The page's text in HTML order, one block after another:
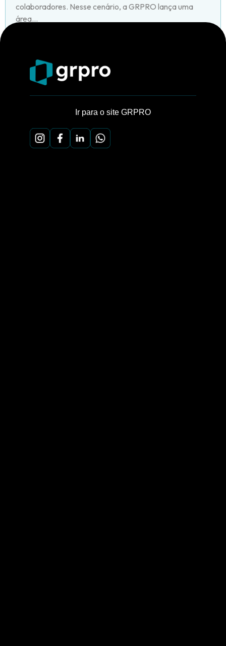
colaboradores. Nesse cenário, a GRPRO lança uma
área...
Ir para o site GRPRO